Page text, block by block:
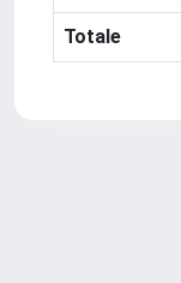
Totale